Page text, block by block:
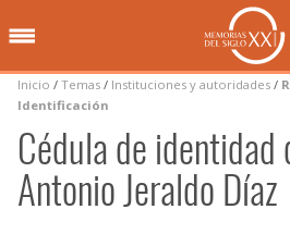
Inicio / Temas / Instituciones y autoridades /
Identificación
Cédula de identidad
Antonio Jeraldo Díaz